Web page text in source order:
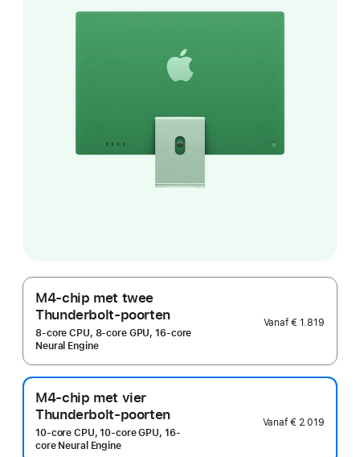
M4-chip met twee
Thunderbolt-poorten
8-core CPU, 8-core GPU, 16‑core
Neural Engine
Vanaf € 1.819
M4-chip met vier
Thunderbolt-poorten
10-core CPU, 10-core GPU, 16-
core Neural Engine
Vanaf € 2.019